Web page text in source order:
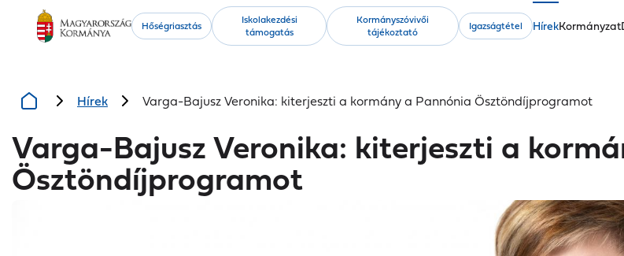
Kiemelt
tartalmak
Hőségriasztás
Iskolakezdési
támogatás
Kormányszóvivői
tájékoztató
Igazságtétel
Fő
HírekKormányzat
Hírek Varga-Bajusz Veronika: kiterjeszti a kormány a Pannónia Ösztöndíjprogramot
Varga-Bajusz Veronika: kiterjeszti a
Ösztöndíjprogramot